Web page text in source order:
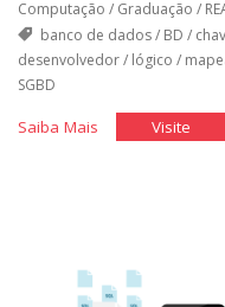
Computação / Graduação /
banco de dados/ BD /
desenvolvedor/ lógico /
SGBD
Saiba Mais"Modelo
Dados"
Visite